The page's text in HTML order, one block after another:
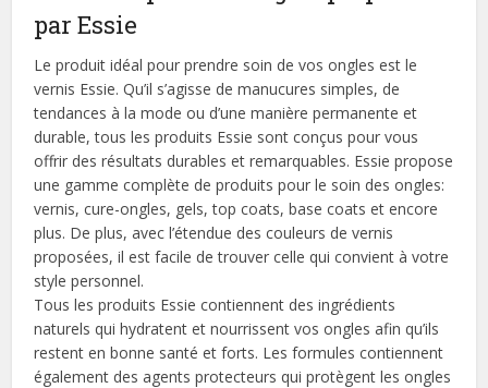
par Essie
Le produit idéal pour prendre soin de vos ongles est le
vernis Essie. Qu’il s’agisse de manucures simples, de
tendances à la mode ou d’une manière permanente et
durable, tous les produits Essie sont conçus pour vous
offrir des résultats durables et remarquables. Essie propose
une gamme complète de produits pour le soin des ongles:
vernis, cure-ongles, gels, top coats, base coats et encore
plus. De plus, avec l’étendue des couleurs de vernis
proposées, il est facile de trouver celle qui convient à votre
style personnel.
Tous les produits Essie contiennent des ingrédients
naturels qui hydratent et nourrissent vos ongles afin qu’ils
restent en bonne santé et forts. Les formules contiennent
également des agents protecteurs qui protègent les ongles